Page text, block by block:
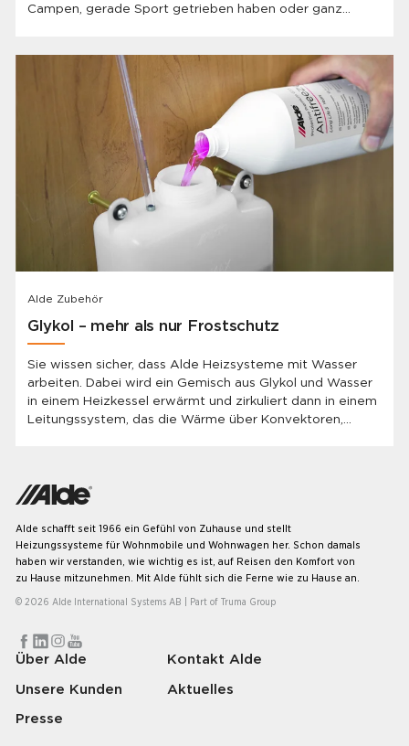
Campen, gerade Sport getrieben haben oder ganz
standardmäßiger Warmwasserbereiter nicht immer
genügend Wasser enthält, damit mehrere
Familienmitglieder direkt nacheinander duschen können.
Alde Zubehör
Glykol – mehr als nur Frostschutz
Sie wissen sicher, dass Alde Heizsysteme mit Wasser
arbeiten. Dabei wird ein Gemisch aus Glykol und Wasser
in einem Heizkessel erwärmt und zirkuliert dann in einem
Leitungssystem, das die Wärme über Konvektoren,
Alde schafft seit 1966 ein Gefühl von Zuhause und stellt
Heizungssysteme für Wohnmobile und Wohnwagen her. Schon damals
haben wir verstanden, wie wichtig es ist, auf Reisen den Komfort von
zu Hause mitzunehmen. Mit Alde fühlt sich die Ferne wie zu Hause an.
© 2026 Alde International Systems AB | Part of Truma Group
Über Alde
Unsere Kunden
Presse
Kontakt Alde
Aktuelles